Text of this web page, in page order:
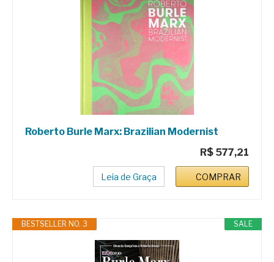
Roberto Burle Marx: Brazilian Modernist
R$ 577,21
Leia de Graça COMPRAR
SALE
BESTSELLER NO. 3